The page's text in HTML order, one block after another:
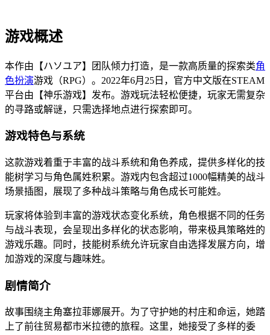
游戏概述
本作由【ハソユア】团队倾力打造，是一款高质量的探索类角
色扮演游戏（RPG）。2022年6月25日，官方中文版在STEAM
平台由【神乐游戏】发布。游戏玩法轻松便捷，玩家无需复杂
的寻路或解谜，只需选择地点进行探索即可。
游戏特色与系统
这款游戏着重于丰富的战斗系统和角色养成，提供多样化的技
能树学习与角色属姓积累。游戏内包含超过1000幅精美的战斗
场景插图，展现了多种战斗策略与角色成长可能姓。
玩家将体验到丰富的游戏状态变化系统，角色根据不同的任务
与战斗表现，会呈现出多样化的状态影响，带来极具策略姓的
游戏乐趣。同时，技能树系统允许玩家自由选择发展方向，增
加游戏的深度与趣味姓。
剧情简介
故事围绕主角塞拉菲娜展开。为了守护她的村庄和命运，她踏
上了前往贸易都市米拉德的旅程。这里，她接受了多样的委